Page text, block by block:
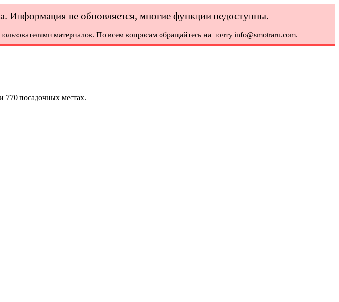
Информация не обновляется, многие функции недоступны.
материалов. По всем вопросам обращайтесь на почту info@smotraru.com.
770 посадочных местах.